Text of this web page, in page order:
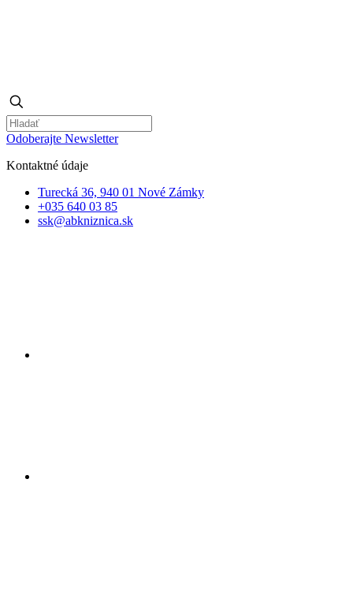
Odoberajte Newsletter
Kontaktné údaje
Turecká 36, 940 01 Nové Zámky
+035 640 03 85
ssk@abkniznica.sk